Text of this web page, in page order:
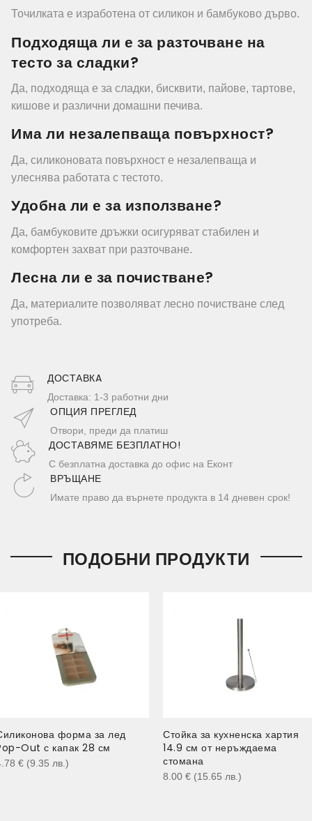
Точилката е изработена от силикон и бамбуково дърво.
Подходяща ли е за разточване на
тесто за сладки?
Да, подходяща е за сладки, бисквити, пайове, тартове,
кишове и различни домашни печива.
Има ли незалепваща повърхност?
Да, силиконовата повърхност е незалепваща и
улеснява работата с тестото.
Удобна ли е за използване?
Да, бамбуковите дръжки осигуряват стабилен и
комфортен захват при разточване.
Лесна ли е за почистване?
Да, материалите позволяват лесно почистване след
употреба.
ДОСТАВКA
Доставка: 1-3 работни дни
ОПЦИЯ ПРЕГЛЕД
Отвори, преди да платиш
ДОСТАВЯМЕ БЕЗПЛАТНО!
С безплатна доставка до офис на Еконт
ВРЪЩАНЕ
Имате право да върнете продукта в 14 дневен срок!
ПОДОБНИ ПРОДУКТИ
форма за лед
Out с капак 28 см
€ (9.35 лв. )
Стойка за кухненска хартия
14.9 см от неръждаема
стомана
8.00 € (15.65 лв. )